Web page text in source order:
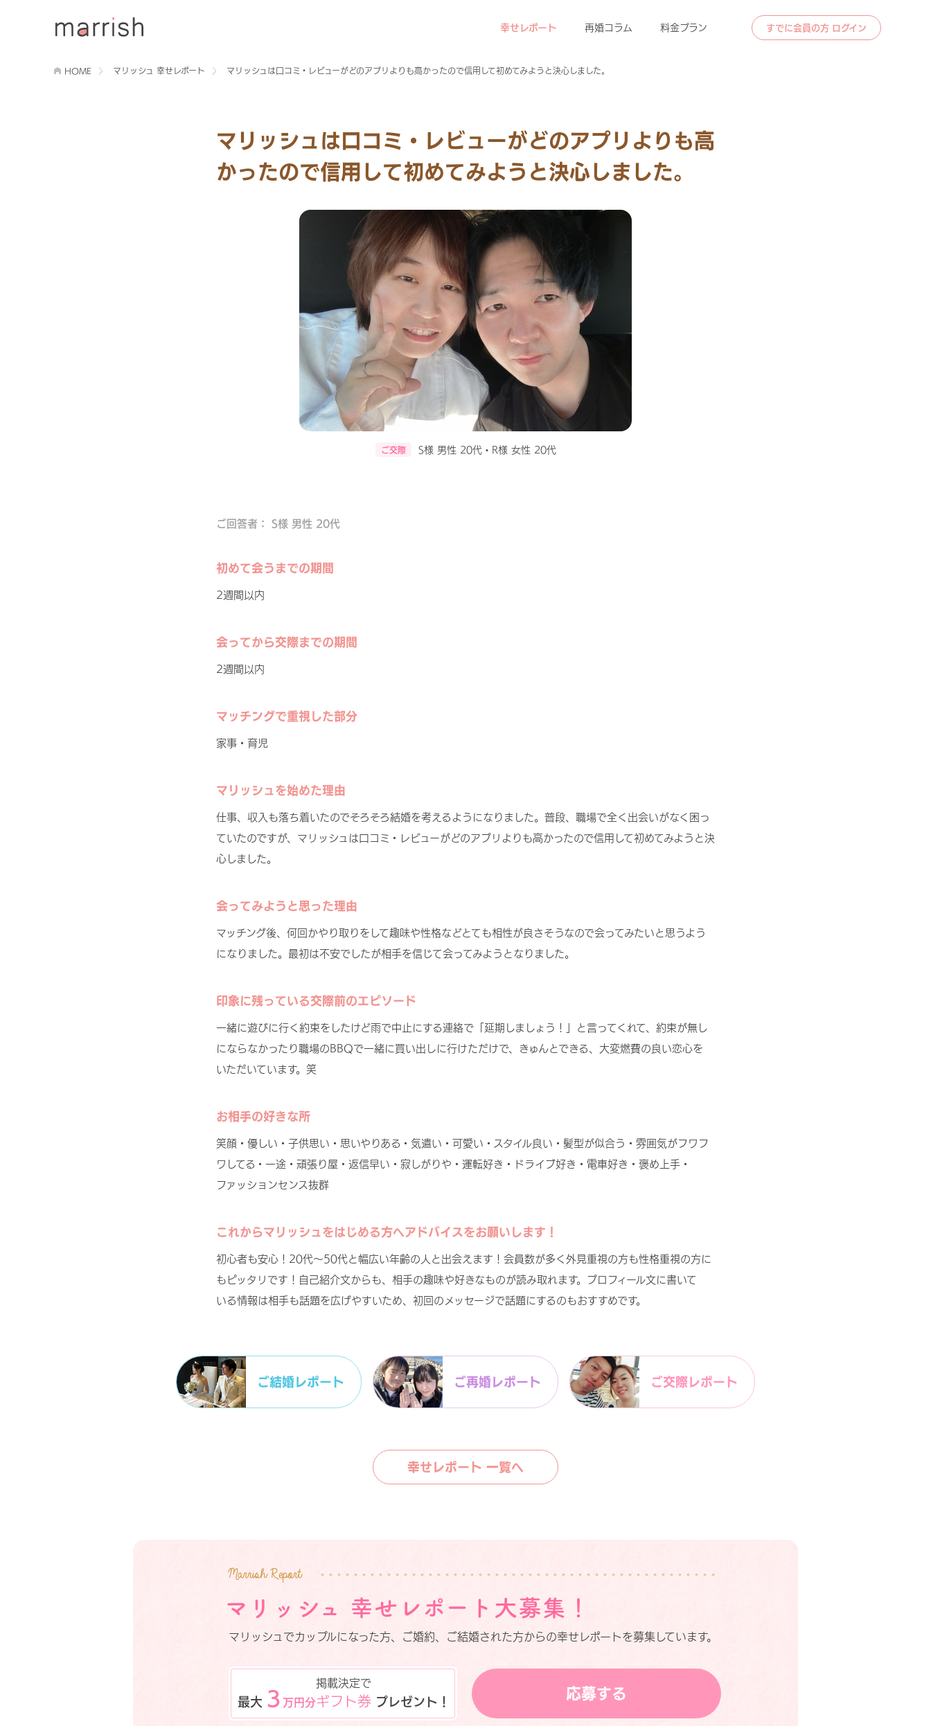
幸せレポート 再婚コラム 料金プラン すでに会員の方 ログイン
HOME マリッシュ 幸せレポート マリッシュは口コミ・レビューがどのアプリよりも高かったので信用して初めてみようと決心しました。
マリッシュは口コミ・レビューがどのアプリよりも高
かったので信用して初めてみようと決心しました。
ご交際 S様 男性 20代・R様 女性 20代
ご回答者： S様 男性 20代
初めて会うまでの期間
2週間以内
会ってから交際までの期間
2週間以内
マッチングで重視した部分
家事・育児
マリッシュを始めた理由
仕事、収入も落ち着いたのでそろそろ結婚を考えるようになりました。普段、職場で全く出会いがなく困っ
ていたのですが、マリッシュは口コミ・レビューがどのアプリよりも高かったので信用して初めてみようと決
心しました。
会ってみようと思った理由
マッチング後、何回かやり取りをして趣味や性格などとても相性が良さそうなので会ってみたいと思うよう
になりました。最初は不安でしたが相手を信じて会ってみようとなりました。
印象に残っている交際前のエピソード
一緒に遊びに行く約束をしたけど雨で中止にする連絡で「延期しましょう！」と言ってくれて、約束が無し
にならなかったり職場のBBQで一緒に買い出しに行けただけで、きゅんとできる、大変燃費の良い恋心を
いただいています。笑
お相手の好きな所
笑顔・優しい・子供思い・思いやりある・気遣い・可愛い・スタイル良い・髪型が似合う・雰囲気がフワフ
ワしてる・一途・頑張り屋・返信早い・寂しがりや・運転好き・ドライブ好き・電車好き・褒め上手・
ファッションセンス抜群
これからマリッシュをはじめる方へアドバイスをお願いします！
初心者も安心！20代〜50代と幅広い年齢の人と出会えます！会員数が多く外見重視の方も性格重視の方に
もピッタリです！自己紹介文からも、相手の趣味や好きなものが読み取れます。プロフィール文に書いて
いる情報は相手も話題を広げやすいため、初回のメッセージで話題にするのもおすすめです。
ご結婚レポート ご再婚レポート ご交際レポート
幸せレポート 一覧へ
マリッシュでカップルになった方、ご婚約、ご結婚された方からの幸せレポートを募集しています。
掲載決定で
最大 3 万円分ギフト券 プレゼント！
応募する